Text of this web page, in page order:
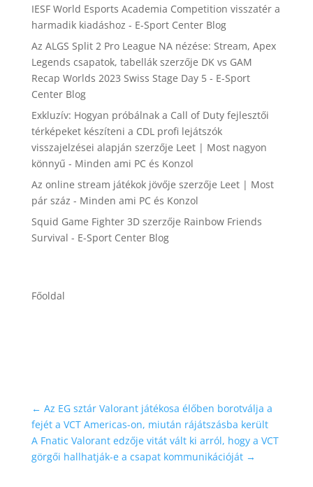
IESF World Esports Academia Competition visszatér a
harmadik kiadáshoz - E-Sport Center Blog
Az ALGS Split 2 Pro League NA nézése: Stream, Apex
Legends csapatok, tabellákszerzője DK vs GAM
Recap Worlds 2023 Swiss Stage Day 5 - E-Sport
Center Blog
Exkluzív: Hogyan próbálnak a Call of Duty fejlesztői
térképeket készíteni a CDL profi lejátszók
visszajelzései alapján szerzője Leet | Most nagyon
könnyű - Minden ami PC és Konzol
Az online stream játékok jövője szerzője Leet | Most
pár száz - Minden ami PC és Konzol
Squid Game Fighter 3Dszerzője Rainbow Friends
Survival - E-Sport Center Blog
Főoldal
← Az EG sztár Valorant játékosa élőben borotválja a
fejét a VCT Americas-on, miután rájátszásba került
A Fnatic Valorant edzője vitát vált ki arról, hogy a VCT
görgői hallhatják-e a csapat kommunikációját→